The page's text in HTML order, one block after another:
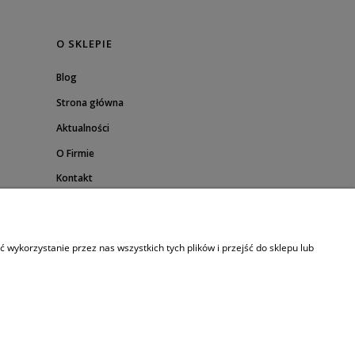
O SKLEPIE
Blog
Strona główna
Aktualności
O Firmie
Kontakt
przez nas wszystkich tych plików i przejść do sklepu lub